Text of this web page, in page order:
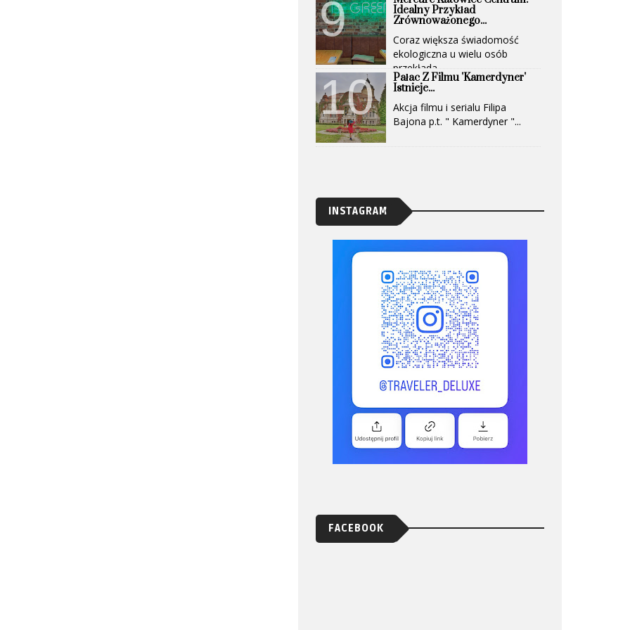
Idealny Przykład
Zrównoważonego...
Coraz większa świadomość
ekologiczna u wielu osób
przekłada...
Pałac Z Filmu 'Kamerdyner'
Istnieje...
Akcja filmu i serialu Filipa
Bajona p.t. " Kamerdyner "...
INSTAGRAM
FACEBOOK